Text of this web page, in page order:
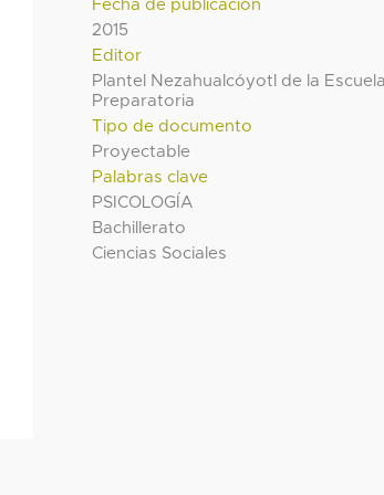
Fecha de publicación
2015
Editor
Plantel Nezahualcóyotl de la
Preparatoria
Tipo de documento
Proyectable
Palabras clave
PSICOLOGÍA
Bachillerato
Ciencias Sociales